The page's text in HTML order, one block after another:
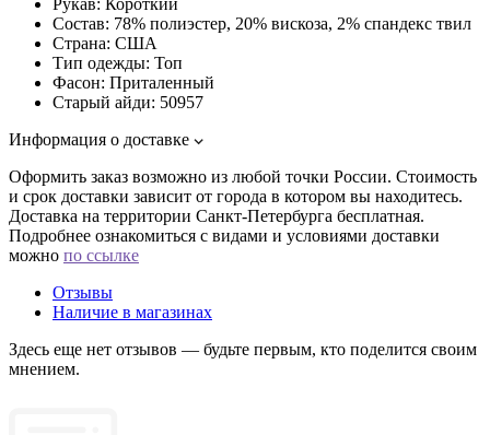
Состав: 78% полиэстер, 20% вискоза, 2% спандекс твил
Страна: США
Тип одежды: Топ
Фасон: Приталенный
Старый айди: 50957
Информация о доставке
Оформить заказ возможно из любой точки России. Стоимость
и срок доставки зависит от города в котором вы находитесь.
Доставка на территории Санкт-Петербурга бесплатная.
Подробнее ознакомиться с видами и условиями доставки
можно по ссылке
Отзывы
Наличие в магазинах
Здесь еще нет отзывов — будьте первым, кто поделится своим
мнением.